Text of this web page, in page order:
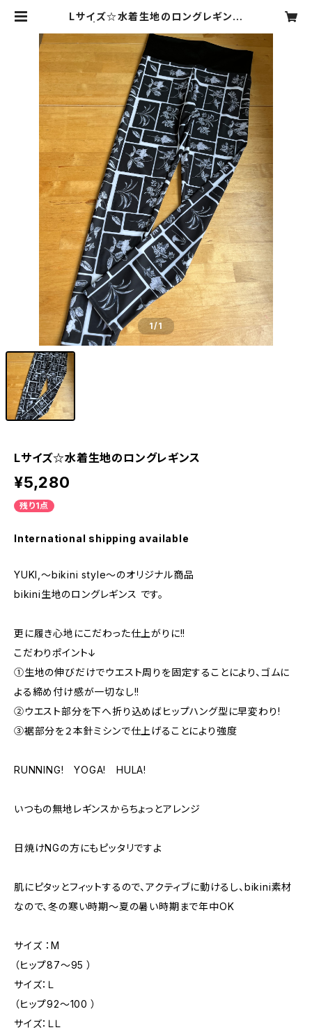
Lサイズ☆水着生地のロングレギンス
1/1
Lサイズ☆水着生地のロングレギンス
¥5,280
残り1点
International shipping available
YUKI,～bikini style～のオリジナル商品
bikini生地のロングレギンス です。
更に履き心地にこだわった仕上がりに!!
こだわりポイント↓
①生地の伸びだけでウエスト周りを固定することにより、ゴムに
よる締め付け感が一切なし!!
②ウエスト部分を下へ折り込めばヒップハング型に早変わり!
③裾部分を２本針ミシンで仕上げることにより強度
RUNNING! YOGA! HULA!
いつもの無地レギンスからちょっとアレンジ
日焼けNGの方にもピッタリですよ
肌にピタッとフィットするので、アクティブに動けるし、bikini素材
なので、冬の寒い時期～夏の暑い時期まで年中OK
サイズ ：M
（ヒップ87〜95 ）
サイズ：Ｌ
（ヒップ92〜100 ）
サイズ：ＬＬ